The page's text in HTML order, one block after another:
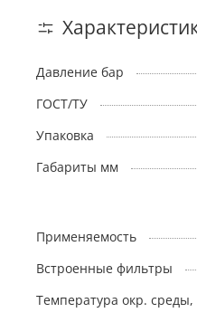
Давление бар
ГОСТ/ТУ
Упаковка
Габариты мм
Применяемость
Встроенные фильтры
Температура окр. среды,